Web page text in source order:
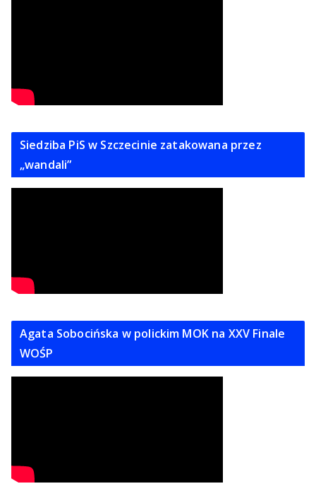
Siedziba PiS w Szczecinie zatakowana przez
„wandali”
Agata Sobocińska w polickim MOK na XXV Finale
WOŚP